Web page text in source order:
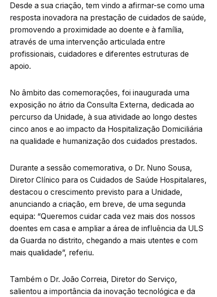
Desde a sua criação, tem vindo a afirmar-se como uma
resposta inovadora na prestação de cuidados de saúde,
promovendo a proximidade ao doente e à família,
através de uma intervenção articulada entre
profissionais, cuidadores e diferentes estruturas de
apoio.
No âmbito das comemorações, foi inaugurada uma
exposição no átrio da Consulta Externa, dedicada ao
percurso da Unidade, à sua atividade ao longo destes
cinco anos e ao impacto da Hospitalização Domiciliária
na qualidade e humanização dos cuidados prestados.
Durante a sessão comemorativa, o Dr. Nuno Sousa,
Diretor Clínico para os Cuidados de Saúde Hospitalares,
destacou o crescimento previsto para a Unidade,
anunciando a criação, em breve, de uma segunda
equipa: “Queremos cuidar cada vez mais dos nossos
doentes em casa e ampliar a área de influência da ULS
da Guarda no distrito, chegando a mais utentes e com
mais qualidade”, referiu.
Também o Dr. João Correia, Diretor do Serviço,
salientou a importância da inovação tecnológica e da